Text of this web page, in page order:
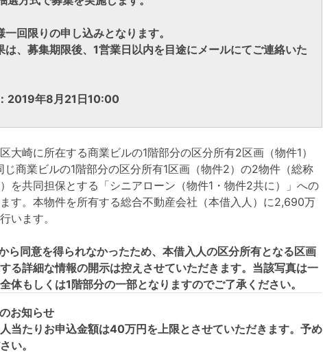
回限りの申し込みとなります。
は、募集期限後、1営業日以内を目途にメールにてご連絡いた
2019年8月21日10:00
大崎に所在する商業ビルの1階部分の区分所有2区画（物件1）
じ商業ビルの1階部分の区分所有1区画（物件2）の2物件（総称
を共同担保とする「シニアローン（物件1・物件2共に）」への
す。本物件を所有する総合不動産会社（本借入人）に2,690万
います。
ら同意を得られなかったため、本借入人の区分所有となる区画
る詳細な情報の開示は控えさせていただきます。当該写真は一
体もしくは1階部分の一部となりますのでご了承ください。
お知らせ
当たりお申込金額は40万円を上限とさせていただきます。予め
い。